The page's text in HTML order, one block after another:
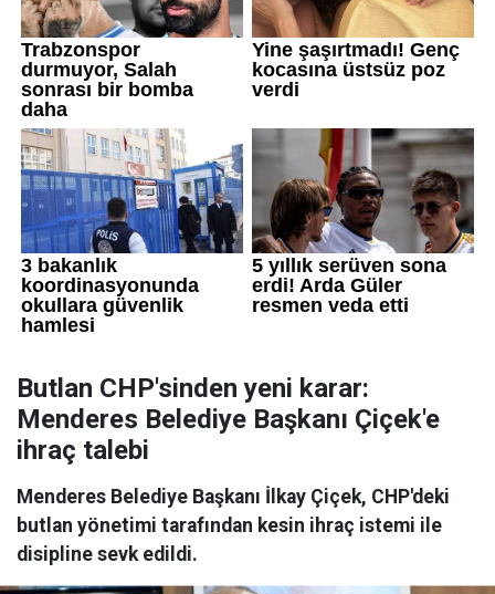
Butlan CHP'sinden yeni karar:
Menderes Belediye Başkanı Çiçek'e
ihraç talebi
Menderes Belediye Başkanı İlkay Çiçek, CHP'deki
butlan yönetimi tarafından kesin ihraç istemi ile
disipline sevk edildi.